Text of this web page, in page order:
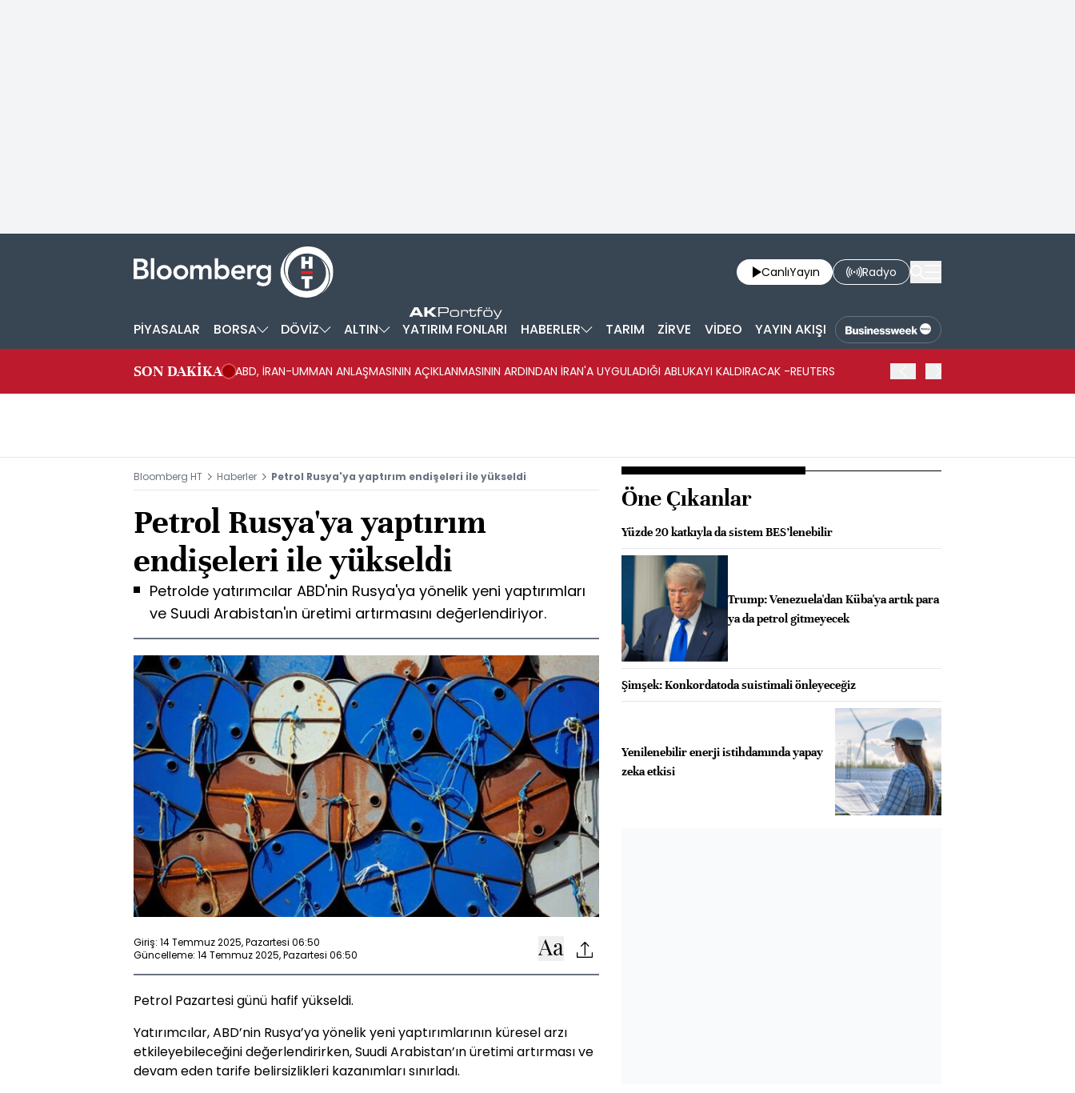
CanlıYayın Radyo
PİYASALAR BORSA DÖVİZ ALTIN YATIRIM FONLARI HABERLER TARIM ZİRVE VİDEO YAYIN AKIŞI
SON DAKİKA ABD, İRAN-UMMAN ANLAŞMASININ AÇIKLANMASININ ARDINDAN İRAN'A UYGULADIĞI ABLUKAYI KALDIRACAK -REUTERS
Bloomberg HT Haberler Petrol Rusya'ya yaptırım endişeleri ile yükseldi
Petrol Rusya'ya yaptırım
endişeleri ile yükseldi
Petrolde yatırımcılar ABD'nin Rusya'ya yönelik yeni yaptırımları
ve Suudi Arabistan'ın üretimi artırmasını değerlendiriyor.
Giriş: 14 Temmuz 2025, Pazartesi 06:50
Güncelleme: 14 Temmuz 2025, Pazartesi 06:50
Petrol Pazartesi günü hafif yükseldi.
Yatırımcılar, ABD’nin Rusya’ya yönelik yeni yaptırımlarının küresel arzı
etkileyebileceğini değerlendirirken, Suudi Arabistan’ın üretimi artırması ve
devam eden tarife belirsizlikleri kazanımları sınırladı.
Öne Çıkanlar
Yüzde 20 katkıyla da sistem BES’lenebilir
Trump: Venezuela'dan Küba'ya artık para
ya da petrol gitmeyecek
Şimşek: Konkordatoda suistimali önleyeceğiz
Yenilenebilir enerji istihdamında yapay
zeka etkisi